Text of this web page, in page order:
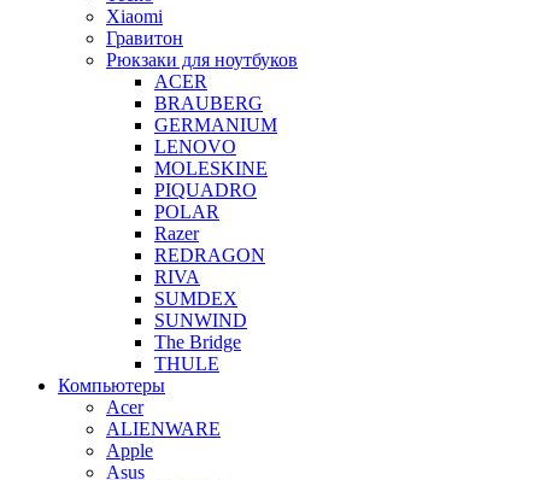
Xiaomi
Гравитон
Рюкзаки для ноутбуков
ACER
BRAUBERG
GERMANIUM
LENOVO
MOLESKINE
PIQUADRO
POLAR
Razer
REDRAGON
RIVA
SUMDEX
SUNWIND
The Bridge
THULE
Компьютеры
Acer
ALIENWARE
Apple
Asus